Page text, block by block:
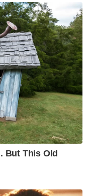
കുറിപ്പിൽ കഥ
ബന്ധപ്പെട്ട്
ദിവസം പൊലീസ്
കുറ്റവും